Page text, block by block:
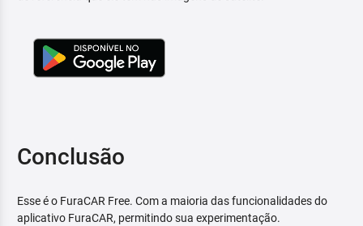
Conclusão
Esse é o FuraCAR Free. Com a maioria das funcionalidades do
aplicativo FuraCAR, permitindo sua experimentação.